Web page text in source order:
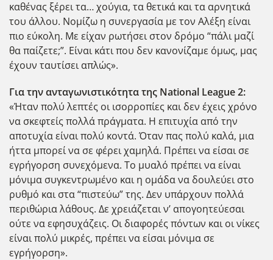
καθένας ξέρει τα… χούγια, τα θετικά και τα αρνητικά
του άλλου. Νομίζω η συνεργασία με τον Αλέξη είναι
πιο εύκολη. Με είχαν ρωτήσει στον δρόμο “πάλι μαζί
θα παίζετε;”. Είναι κάτι που δεν κανονίζαμε όμως, μας
έχουν ταυτίσει απλώς».
Για την ανταγωνιστικότητα της National League2:
«Ήταν πολύ λεπτές οι ισορροπίες και δεν έχεις χρόνο
να σκεφτείς πολλά πράγματα. Η επιτυχία από την
αποτυχία είναι πολύ κοντά. Όταν πας πολύ καλά, μια
ήττα μπορεί να σε φέρει χαμηλά. Πρέπει να είσαι σε
εγρήγορση συνεχόμενα. Το μυαλό πρέπει να είναι
μόνιμα συγκεντρωμένο και η ομάδα να δουλεύει στο
ρυθμό και στα “πιστεύω” της. Δεν υπάρχουν πολλά
περιθώρια λάθους. Δε χρειάζεται ν’ απογοητεύεσαι
ούτε να εφησυχάζεις. Οι διαφορές πόντων και οι νίκες
είναι πολύ μικρές, πρέπει να είσαι μόνιμα σε
εγρήγορση».